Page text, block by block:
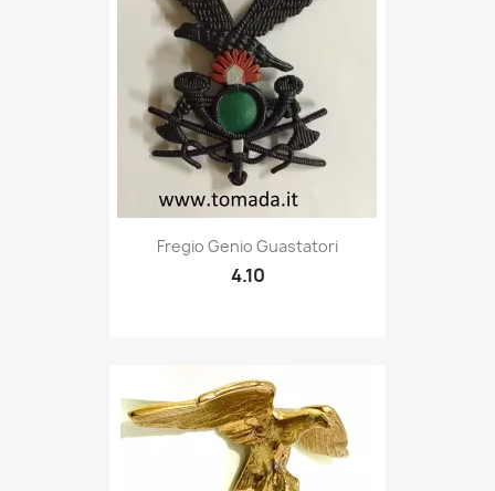
Quick view
Fregio Genio Guastatori
4.10